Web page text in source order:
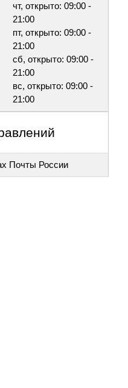
чт, открыто: 09:00 -
21:00
пт, открыто: 09:00 -
21:00
сб, открыто: 09:00 -
21:00
вс, открыто: 09:00 -
21:00
Почты России